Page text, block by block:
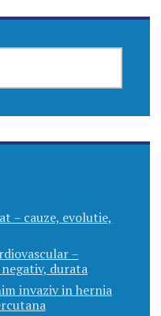
– cauze, evolutie,
–
durata
invaziv in hernia